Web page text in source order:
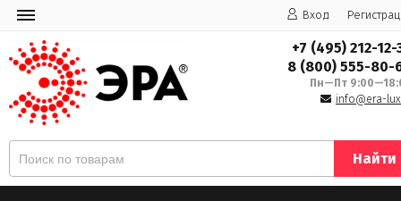
Вход
+7 (495) 212-12-
8 (800) 555-80-
Пн—Пт
info@era-
Найти